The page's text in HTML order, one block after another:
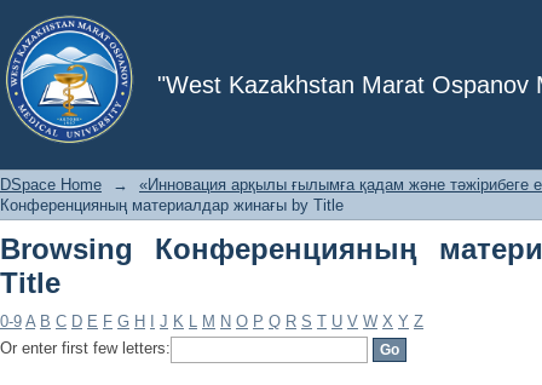
"West Kazakhstan Marat Ospanov
Browsing Конференцияның
DSpace Home →
«Инновация арқылы ғылымға қадам және тәжірибеге
Конференцияның материалдар жинағы by Title
Browsing Конференцияның
Title
0-9 A B C D E F G H J K L M N O P Q R S T U V W X Y Z
Or enter first few letters: